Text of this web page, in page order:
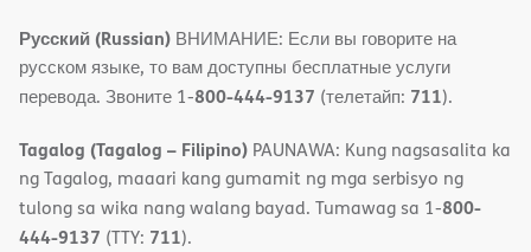
Русский (Russian) ВНИМАНИЕ: Если вы говорите на
русском языке, то вам доступны бесплатные услуги
перевода. Звоните 1-800-444-9137 (телетайп: 711).
Tagalog (Tagalog – Filipino) PAUNAWA: Kung nagsasalita ka
ng Tagalog, maaari kang gumamit ng mga serbisyo ng
tulong sa wika nang walang bayad. Tumawag sa 1-800-
444-9137 (TTY: 711).